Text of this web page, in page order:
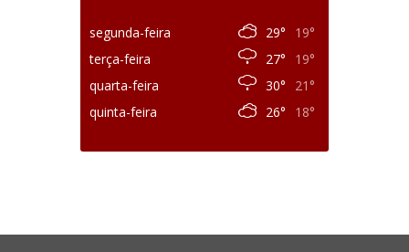
segunda-feira 29°
19°
terça-feira
27°
19°
quarta-feira
30°
21°
quinta-feira
26° 18°